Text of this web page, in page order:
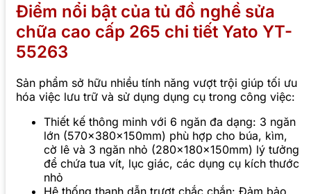
Điểm nổi bật của tủ đồ nghề sửa
chữa cao cấp 265 chi tiết Yato YT-
55263
Sản phẩm sở hữu nhiều tính năng vượt trội giúp tối ưu
hóa việc lưu trữ và sử dụng dụng cụ trong công việc:
Thiết kế thông minh với 6 ngăn đa dạng: 3 ngăn
lớn (570x380x150mm) phù hợp cho búa, kìm,
cờ lê và 3 ngăn nhỏ (280x180x150mm) lý tưởng
để chứa tua vít, lục giác, các dụng cụ kích thước
nhỏ
Hệ thống thanh dẫn trượt chắc chắn: Đảm bảo